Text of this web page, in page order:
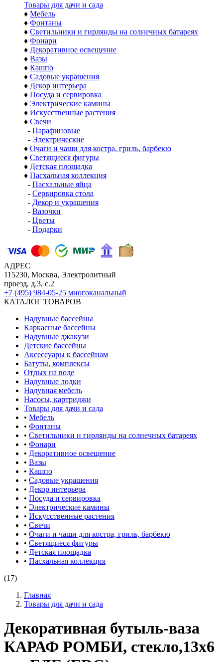
Товары для дачи и сада
♦ Мебель
♦ Фонтаны
♦ Светильники и гирлянды на солнечных батареях
♦ Фонари
♦ Декоративное освещение
♦ Вазы
♦ Кашпо
♦ Садовые украшения
♦ Декор интерьера
♦ Посуда и сервировка
♦ Электрические камины
♦ Искусственные растения
♦ Свечи
- Парафиновые
- Электрические
♦ Очаги и чаши для костра, гриль, барбекю
♦ Светящиеся фигуры
♦ Детская площадка
♦ Пасхальная коллекция
- Пасхальные яйца
- Сервировка стола
- Декор и украшения
- Вазочки
- Цветы
- Подарки
АДРЕС
115230, Москва, Электролитный
проезд, д.3, с.2
+7 (495) 984-05-25 многоканальный
КАТАЛОГ ТОВАРОВ
Надувные бассейны
Каркасные бассейны
Надувные джакузи
Детские бассейны
Аксессуары к бассейнам
Батуты, комплексы
Отдых на воде
Надувные лодки
Надувная мебель
Насосы, картриджи
Товары для дачи и сада
• Мебель
• Фонтаны
• Светильники и гирлянды на солнечных батареях
• Фонари
• Декоративное освещение
• Вазы
• Кашпо
• Садовые украшения
• Декор интерьера
• Посуда и сервировка
• Электрические камины
• Искусственные растения
• Свечи
• Очаги и чаши для костра, гриль, барбекю
• Светящиеся фигуры
• Детская площадка
• Пасхальная коллекция
(17)
Главная
Товары для дачи и сада
Декоративная бутыль-ваза
КАРАФ РОМБИ, стекло,13х6